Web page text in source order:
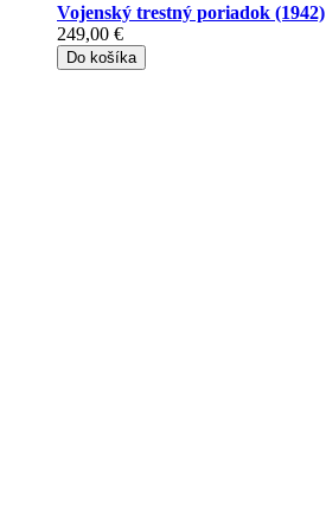
Vojenský trestný poriadok (1942)
249,00 €
Do košíka